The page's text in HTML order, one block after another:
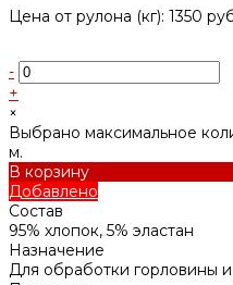
Цена от рулона (кг): 1350
-
+
×
Выбрано максимальное
м.
В корзину
Добавлено
Состав
95% хлопок, 5% эластан
Назначение
Для обработки горловины